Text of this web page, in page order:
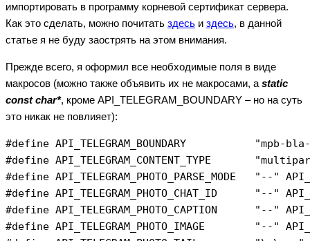
импортировать в программу корневой сертификат сервера.
Как это сделать, можно почитать здесь и здесь, в данной
статье я не буду заострять на этом внимания.
Прежде всего, я оформил все необходимые поля в виде
макросов (можно также объявить их не макросами, а static
const char*, кроме API_TELEGRAM_BOUNDARY – но на суть
это никак не повлияет):
#define API_TELEGRAM_BOUNDARY           "mpb-
#define API_TELEGRAM_CONTENT_TYPE
#define API_TELEGRAM_PHOTO_PARSE_MODE
#define API_TELEGRAM_PHOTO_CHAT_ID      "--"
#define API_TELEGRAM_PHOTO_CAPTION      "--"
#define API_TELEGRAM_PHOTO_IMAGE        "--"